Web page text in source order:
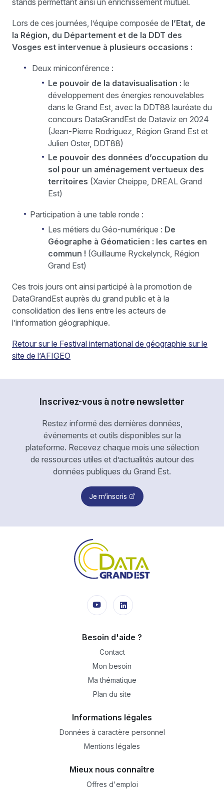
Lors de ces journées, l’équipe composée de l’Etat, de
la Région, du Département et de la DDT des
Vosges est intervenue à plusieurs occasions :
Deux miniconférence :
Le pouvoir de la datavisualisation : le
développement des énergies renouvelables
dans le Grand Est, avec la DDT88 lauréate du
concours DataGrandEst de Dataviz en 2024
(Jean-Pierre Rodriguez, Région Grand Est et
Julien Oster, DDT88)
Le pouvoir des données d’occupation du
sol pour un aménagement vertueux des
territoires (Xavier Cheippe, DREAL Grand
Est)
Participation à une table ronde :
Les métiers du Géo-numérique : De
Géographe à Géomaticien : les cartes en
commun ! (Guillaume Ryckelynck, Région
Grand Est)
Ces trois jours ont ainsi participé à la promotion de
DataGrandEst auprès du grand public et à la
consolidation des liens entre les acteurs de
l’information géographique.
Retour sur le Festival international de géographie sur le
site de l’AFIGEO
Inscrivez-vous à notre newsletter
Restez informé des dernières données,
événements et outils disponibles sur la
plateforme. Recevez chaque mois une sélection
de ressources utiles et d’actualités autour des
données publiques du Grand Est.
Je m'inscris
Besoin d'aide ?
Contact
Mon besoin
Ma thématique
Plan du site
Informations légales
Données à caractère personnel
Mentions légales
Mieux nous connaître
Offres d'emploi